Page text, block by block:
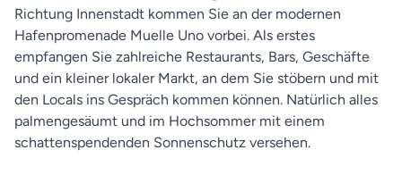
Richtung Innenstadt kommen Sie an der modernen
Hafenpromenade Muelle Uno vorbei. Als erstes
empfangen Sie zahlreiche Restaurants, Bars, Geschäfte
und ein kleiner lokaler Markt, an dem Sie stöbern und mit
den Locals ins Gespräch kommen können. Natürlich alles
palmengesäumt und im Hochsommer mit einem
schattenspendenden Sonnenschutz versehen.